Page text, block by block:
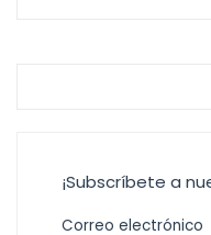
¡Subscríbete a
Correo electrónico